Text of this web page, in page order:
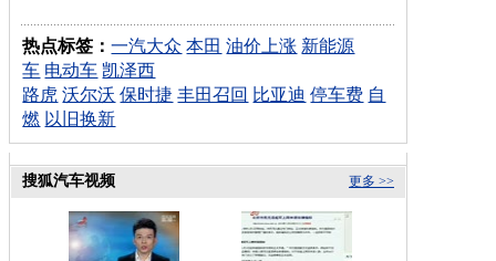
热点标签：一汽大众 本田 油价上涨 新能源
车 电动车 凯泽西
路虎 沃尔沃 保时捷 丰田召回 比亚迪 停车费 自
燃 以旧换新
更多 >>
搜狐汽车视频